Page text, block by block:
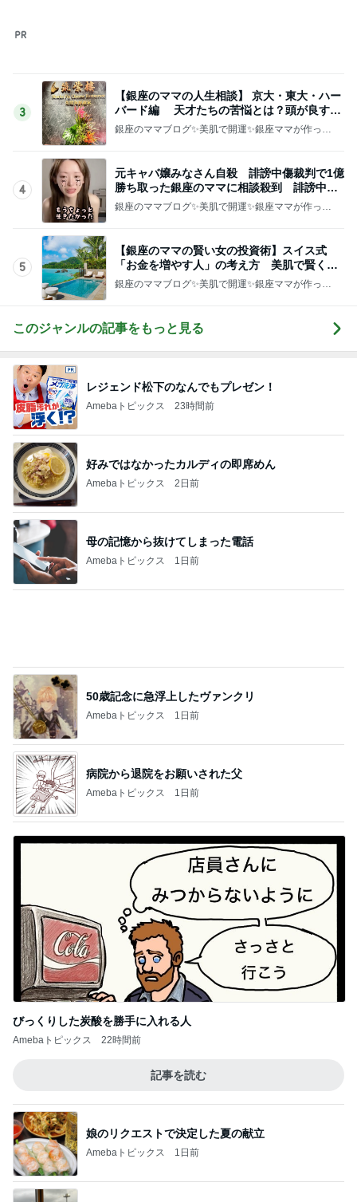
5
このジャンルの記事をもっと見る
Amebaトピックス 23時間前
Amebaトピックス 2日前
Amebaトピックス 1日前
50歳記念に急浮上したヴァンクリ
Amebaトピックス 1日前
病院から退院をお願いされた父
Amebaトピックス 1日前
びっくりした炭酸を勝手に入れる人
Amebaトピックス
記事を読む
娘のリクエストで決定した夏の献立
Amebaトピックス 1日前
過去最短の飛行時間だったレアな便
Amebaトピックス 1日前
Amebaトピックス 1日前